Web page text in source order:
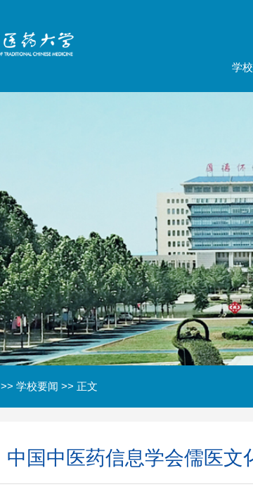
学
>> 学校要闻 >> 正文
中国中医药信息学会儒医文